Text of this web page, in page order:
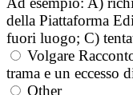
della Piattaforma
fuori luogo; C)
Volgare
trama e un eccesso
Other